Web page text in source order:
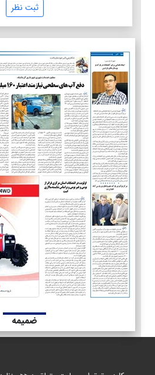
ثبت نظر
ضمیمه